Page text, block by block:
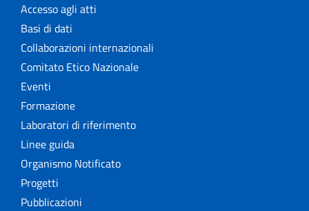
Accesso agli atti
Basi di dati
Collaborazioni internazionali
Comitato Etico Nazionale
Eventi
Formazione
Laboratori di riferimento
Linee guida
Organismo Notificato
Progetti
Pubblicazioni